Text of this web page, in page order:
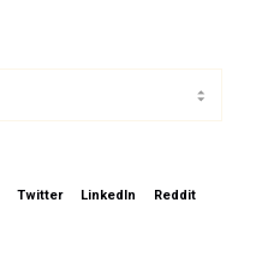
Twitter LinkedIn Reddit